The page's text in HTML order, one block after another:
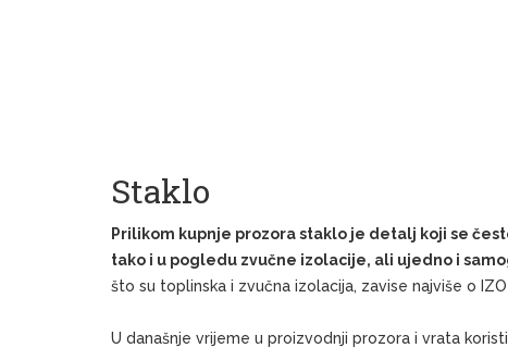
Staklo
Prilikom kupnje prozora staklo je detalj koji se
tako i u pogledu zvučne izolacije, ali ujedno i
što su toplinska i zvučna izolacija, zavise najviše o
U današnje vrijeme u proizvodnji prozora i vrata